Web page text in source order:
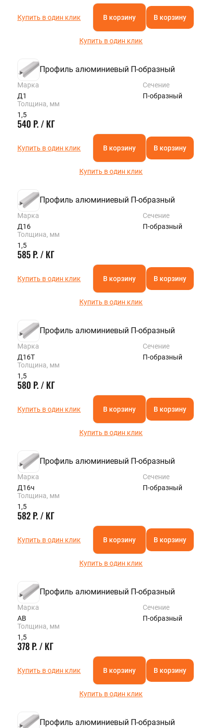
Купить в один клик В корзину В корзину
Купить в один клик
Профиль алюминиевый П-образный
Марка
Д1
Сечение
П-образный
Толщина, мм
1,5
540 Р. / КГ
Купить в один клик В корзину В корзину
Купить в один клик
Профиль алюминиевый П-образный
Марка
Д16
Сечение
П-образный
Толщина, мм
1,5
585 Р. / КГ
Купить в один клик В корзину В корзину
Купить в один клик
Профиль алюминиевый П-образный
Марка
Д16Т
Сечение
П-образный
Толщина, мм
1,5
580 Р. / КГ
Купить в один клик В корзину В корзину
Купить в один клик
Профиль алюминиевый П-образный
Марка
Д16ч
Сечение
П-образный
Толщина, мм
1,5
582 Р. / КГ
Купить в один клик В корзину В корзину
Купить в один клик
Профиль алюминиевый П-образный
Марка
АВ
Сечение
П-образный
Толщина, мм
1,5
378 Р. / КГ
Купить в один клик В корзину В корзину
Купить в один клик
Профиль алюминиевый П-образный